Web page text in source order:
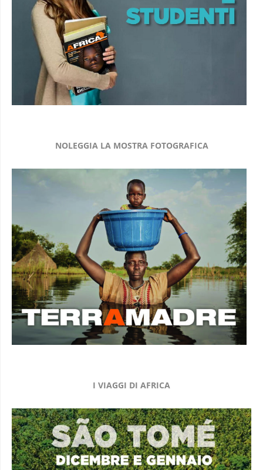
NOLEGGIA LA MOSTRA FOTOGRAFICA
I VIAGGI DI AFRICA